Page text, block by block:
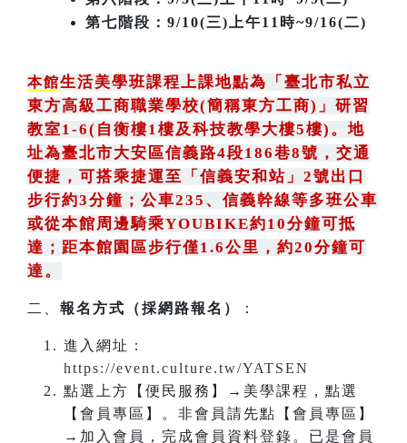
第七階段：9/10(三)上午11時~9/16(二)
本館生活美學班課程上課地點為 「 臺北市私立
東方高級工商職業學校(簡稱東方工商) 」 研習
教室1-6(自衡樓1樓及科技教學大樓5樓)。地
址為臺北市大安區信義路4段186巷8號 ， 交通
便捷，可搭乘捷運至「信義安和站」2號出口
步行約3分鐘 ； 公車235 、 信義幹線等多班公車
或從本館周邊騎乘YOUBIKE約10分鐘可抵
達；距本館園區步行僅1.6公里，約20分鐘可
達。
二、 報名方式（採網路報名） ：
進入網址：
https://event.culture.tw/YATSEN
點選上方【便民服務】→美學課程，點選
【會員專區】。非會員請先點【會員專區】
→加入會員，完成會員資料登錄。已是會員